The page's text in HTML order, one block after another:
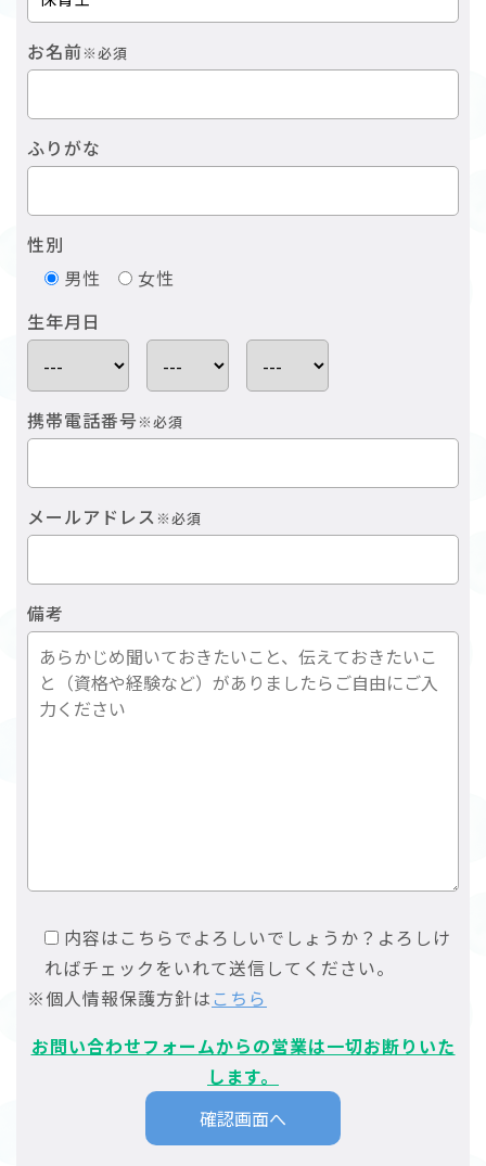
お名前※必須
ふりがな
性別
男性
女性
生年月日
携帯電話番号※必須
メールアドレス ※必須
備考
内容はこちらでよろしいでしょうか？よろしけ
ればチェックをいれて送信してください。
※個人情報保護方針は こちら
お問い合わせフォームからの営業は一切お断りいた
します。